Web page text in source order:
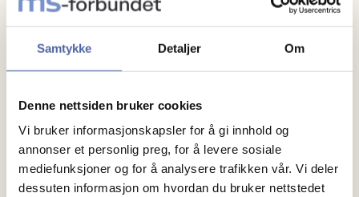
Samtykke Detaljer Om
Denne nettsiden bruker cookies
Vi bruker informasjonskapsler for å gi innhold og
annonser et personlig preg, for å levere sosiale
mediefunksjoner og for å analysere trafikken vår. Vi deler
dessuten informasjon om hvordan du bruker nettstedet
Arrangør
Trondheim og omegn MS-forening
Registrer deg